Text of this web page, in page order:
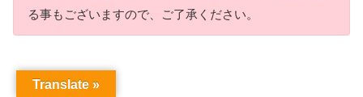
る事もございますので、ご了承ください。
Translate »